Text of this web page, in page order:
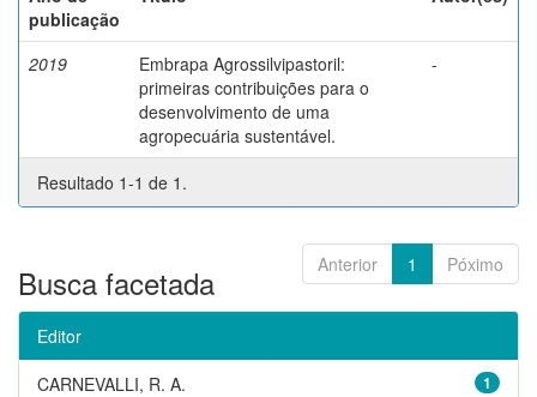
publicação
2019
Embrapa Agrossilvipastoril:
primeiras contribuições para o
desenvolvimento de uma
agropecuária sustentável.
-
Resultado 1-1 de 1.
Anterior 1 Póximo
Busca facetada
Editor
1
CARNEVALLI, R. A.